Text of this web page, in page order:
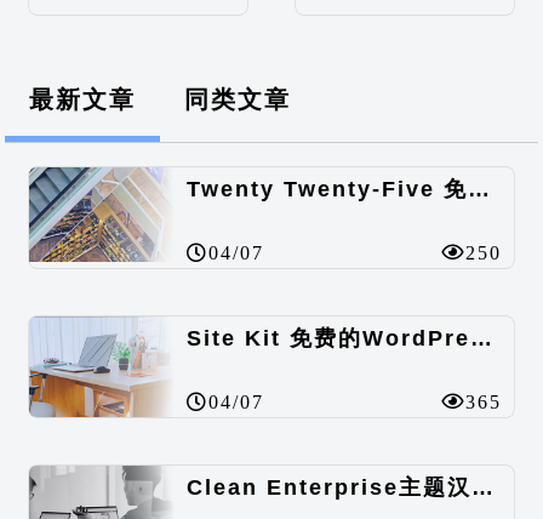
最新文章 同类文章
Twenty Twenty-Five 免费的WordPress内容主题
04/07 250
Site Kit 免费的WordPress数据统计插件
04/07 365
Clean Enterprise主题汉化包